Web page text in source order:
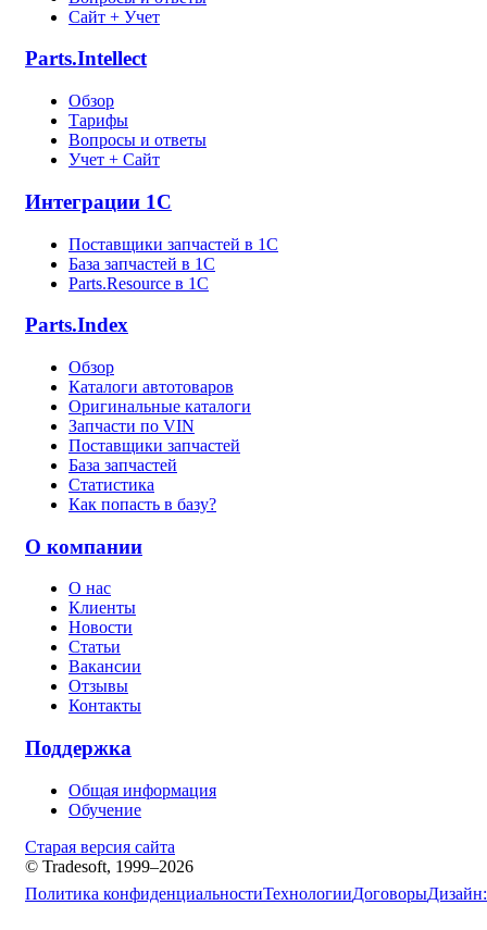
Сайт + Учет
Parts.Intellect
Обзор
Тарифы
Вопросы и ответы
Учет + Сайт
Интеграции 1С
Поставщики запчастей в 1C
База запчастей в 1С
Parts.Resource в 1C
Parts.Index
Обзор
Каталоги автотоваров
Оригинальные каталоги
Запчасти по VIN
Поставщики запчастей
База запчастей
Статистика
Как попасть в базу?
О компании
О нас
Клиенты
Новости
Статьи
Вакансии
Отзывы
Контакты
Поддержка
Общая информация
Обучение
Старая версия сайта
© Tradesoft, 1999–2026
Политика конфиденциальностиТехнологииДоговорыДизайн: